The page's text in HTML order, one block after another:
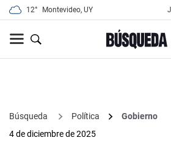
12° Montevideo, UY
Búsqueda Política
Gobierno
4 de diciembre de 2025